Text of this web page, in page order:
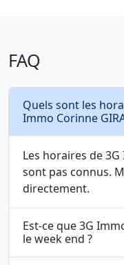
FAQ
Quels sont les
Les horaires de
sont pas connus.
directement.
Est-ce que 3G Immo
le week end ?